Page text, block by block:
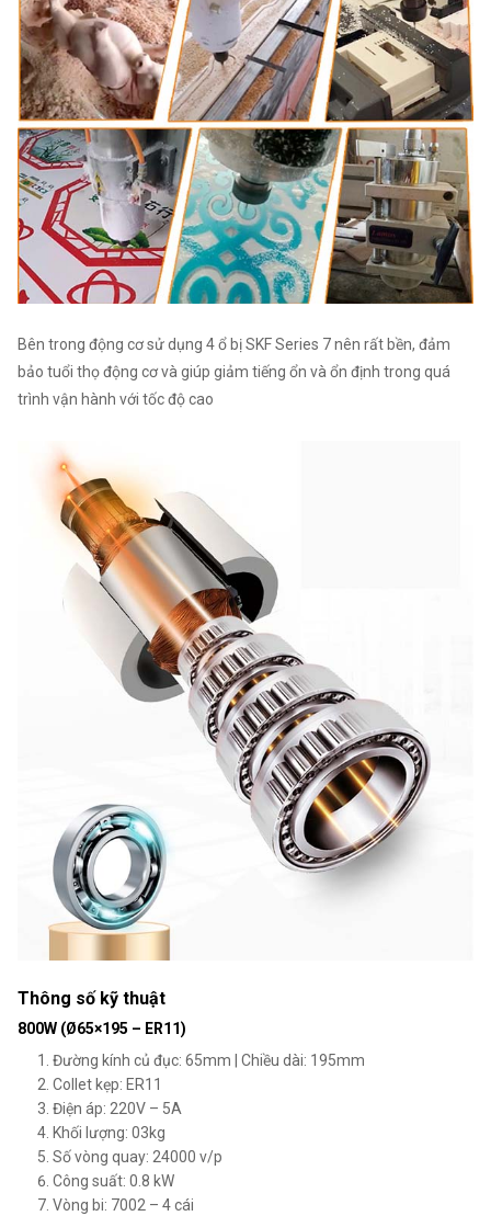
Bên trong động cơ sử dụng 4 ổ bị SKF Series 7 nên rất bền, đảm
bảo tuổi thọ động cơ và giúp giảm tiếng ổn và ổn định trong quá
trình vận hành với tốc độ cao
Thông số kỹ thuật
800W (Ø65×195 – ER11)
Đường kính củ đục: 65mm | Chiều dài: 195mm
Collet kẹp: ER11
Điện áp: 220V – 5A
Khối lượng: 03kg
Số vòng quay: 24000 v/p
Công suất: 0.8 kW
Vòng bi: 7002 – 4 cái